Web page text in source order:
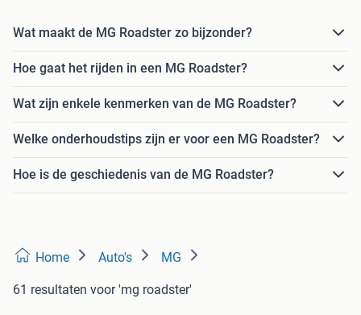
Wat maakt de MG Roadster zo bijzonder?
Hoe gaat het rijden in een MG Roadster?
Wat zijn enkele kenmerken van de MG Roadster?
Welke onderhoudstips zijn er voor een MG Roadster?
Hoe is de geschiedenis van de MG Roadster?
Home Auto's MG
61 resultaten voor 'mg roadster'